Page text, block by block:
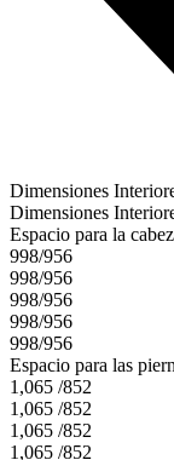
Dimensiones
Dimensiones
Espacio para la
998/956
998/956
998/956
998/956
998/956
Espacio para las
1,065 /852
1,065 /852
1,065 /852
1,065 /852